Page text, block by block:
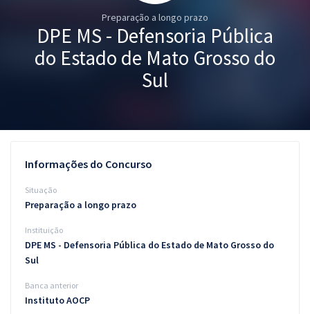
Graduação
Blog
Aprovados
Preparação a longo prazo
DPE MS - Defensoria Pública
do Estado de Mato Grosso do
Sul
Informações do Concurso
Situação
Preparação a longo prazo
Instituição
DPE MS - Defensoria Pública do Estado de Mato Grosso do
Sul
Banca anterior
Instituto AOCP